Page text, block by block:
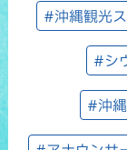
#沖縄観光
#シ
#沖